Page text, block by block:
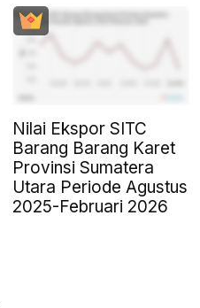
Nilai Ekspor SITC
Barang Barang Karet
Provinsi Sumatera
Utara Periode Agustus
2025-Februari 2026